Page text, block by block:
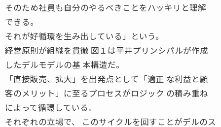
そのため社員も自分のやるべきことをハッキリと理解
できる。
それが好循環を生み出している」という。
経営原則が組織を貫徹 図１は平井プリンシパルが作成
したデルモデルの基 本構造だ。
「直接販売、拡大」を出発点として「適正 な利益と顧
客のメリット」に至るプロセスがロジック の積み重ね
によって循環している。
それぞれの立場で、 このサイクルを回すことがデルのス